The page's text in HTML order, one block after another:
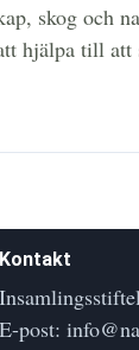
skog och
hjälpa till
Kontakt
E-post: